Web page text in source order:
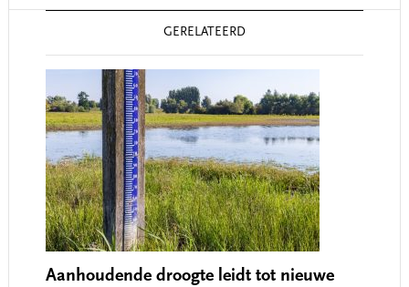
GERELATEERD
Aanhoudende droogte leidt tot nieuwe